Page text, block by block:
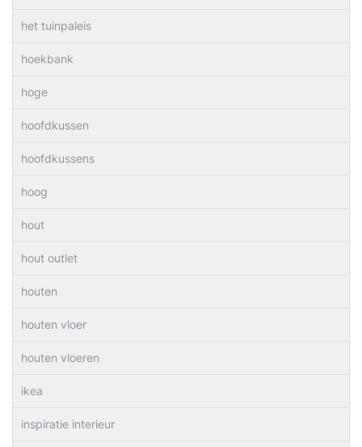
het tuinpaleis
hoekbank
hoge
hoofdkussen
hoofdkussens
hoog
hout
hout outlet
houten
houten vloer
houten vloeren
ikea
inspiratie interieur